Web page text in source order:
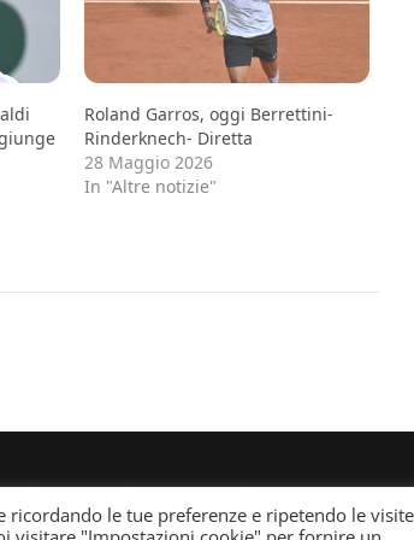
Roland Garros, oggi Berrettini-
Rinderknech- Diretta
28 Maggio 2026
In "Altre notizie"
presso il Tribunale di Torino n. 25 del
.
le tue preferenze e ripetendo le